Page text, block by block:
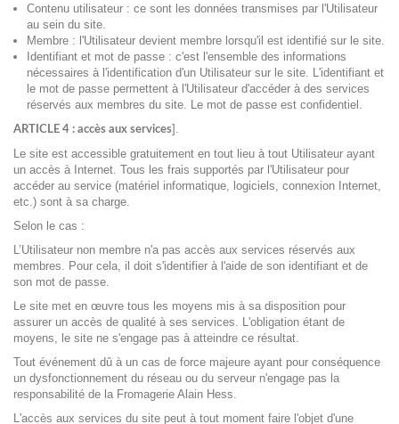
Contenu utilisateur : ce sont les données transmises par l'Utilisateur
au sein du site.
Membre : l'Utilisateur devient membre lorsqu'il est identifié sur le site.
Identifiant et mot de passe : c'est l'ensemble des informations
nécessaires à l'identification d'un Utilisateur sur le site. L'identifiant et
le mot de passe permettent à l'Utilisateur d'accéder à des services
réservés aux membres du site. Le mot de passe est confidentiel.
ARTICLE 4 : accès aux services].
Le site est accessible gratuitement en tout lieu à tout Utilisateur ayant
un accès à Internet. Tous les frais supportés par l'Utilisateur pour
accéder au service (matériel informatique, logiciels, connexion Internet,
etc.) sont à sa charge.
Selon le cas :
L’Utilisateur non membre n'a pas accès aux services réservés aux
membres. Pour cela, il doit s'identifier à l'aide de son identifiant et de
son mot de passe.
Le site met en œuvre tous les moyens mis à sa disposition pour
assurer un accès de qualité à ses services. L'obligation étant de
moyens, le site ne s'engage pas à atteindre ce résultat.
Tout événement dû à un cas de force majeure ayant pour conséquence
un dysfonctionnement du réseau ou du serveur n'engage pas la
responsabilité de la Fromagerie Alain Hess.
L'accès aux services du site peut à tout moment faire l'objet d'une